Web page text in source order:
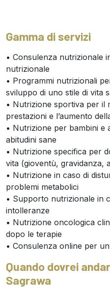
Gamma di servizi
• Consulenza nutrizionale
nutrizionale
• Programmi nutrizionali
sviluppo di uno stile di vita
• Nutrizione sportiva per il
prestazioni e l’aumento
• Nutrizione per bambini e
abitudini sane
• Nutrizione specifica per
vita (gioventù, gravidanza,
• Nutrizione in caso di
problemi metabolici
• Supporto nutrizionale in
intolleranze
• Nutrizione oncologica
dopo le terapie
• Consulenza online per
Quando dovrei
Sagrawa